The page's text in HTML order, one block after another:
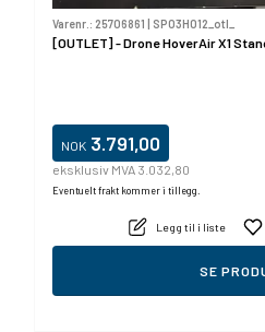
Varenr.: 25706861 | SP03H012_otl_
[OUTLET] - Drone HoverAir X1
NOK 3.791,00
eksklusiv MVA 3.032,80
Eventuelt frakt kommer i tillegg.
Legg til i liste
SE